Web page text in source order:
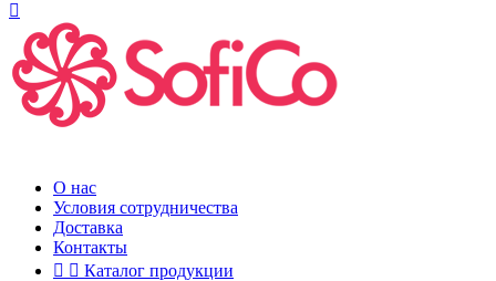

О нас
Условия сотрудничества
Доставка
Контакты
  Каталог продукции